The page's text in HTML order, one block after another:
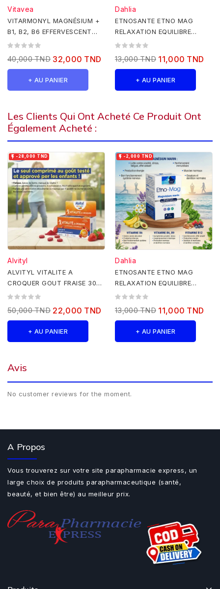
Vitavea
VITARMONYL MAGNÉSIUM +
B1, B2, B6 EFFERVESCENT
24CP
40,000 TND 32,000 TND
+ AU PANIER
Dahlia
ETNOSANTE ETNO MAG
RELAXATION EQUILIBRE
NERVEUX 30 CAPSULES
13,000 TND 11,000 TND
+ AU PANIER
Les Clients Qui Ont Acheté Ce Produit Ont
Également Acheté :
 -28,000 TND
Alvityl
ALVITYL VITALITE A
CROQUER GOUT FRAISE 30
COMPRIMES
50,000 TND 22,000 TND
+ AU PANIER
 -2,000 TND
Dahlia
ETNOSANTE ETNO MAG
RELAXATION EQUILIBRE
NERVEUX 30 CAPSULES
13,000 TND 11,000 TND
+ AU PANIER
Avis
No customer reviews for the moment.
A Propos
Vous trouverez sur votre site parapharmacie express, un
large choix de produits parapharmaceutique (santé,
beauté, et bien être) au meilleur prix.